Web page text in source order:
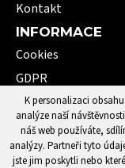
K personalizaci
analýze naší
náš web používáte,
analýzy. Partneři tyto
jste jim poskytli nebo
Kontakt
INFORMACE
Cookies
GDPR
VOP
101 pojmů první